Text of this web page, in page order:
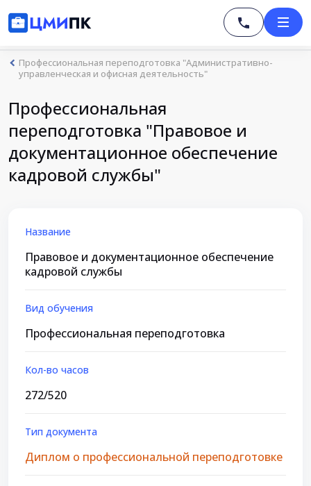
Профессиональная переподготовка "Административно-
управленческая и офисная деятельность"
Профессиональная
переподготовка "Правовое и
документационное обеспечение
кадровой службы"
Название
Правовое и документационное обеспечение
кадровой службы
Вид обучения
Профессиональная переподготовка
Кол-во часов
272/520
Тип документа
Диплом о профессиональной переподготовке